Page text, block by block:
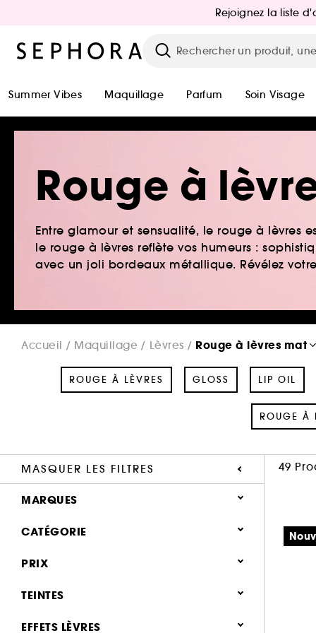
Rejoignez la liste
Summer Vibes Maquillage Parfum Soin Visage
Rouge à
Entre glamour et sensualité, le rouge à lèvres
le rouge à lèvres reflète vos humeurs :
avec un joli bordeaux métallique. Révélez
Accueil Maquillage Lèvres Rouge à lèvres mat
ROUGE À LÈVRES GLOSS LIP OIL
ROUGE À
MASQUER LES FILTRES 49
MARQUES
ARMANI (1)
BOBBI BROWN (3)
CATÉGORIE
Maquillage
PRIX
TEINTES
EFFETS LÈVRES